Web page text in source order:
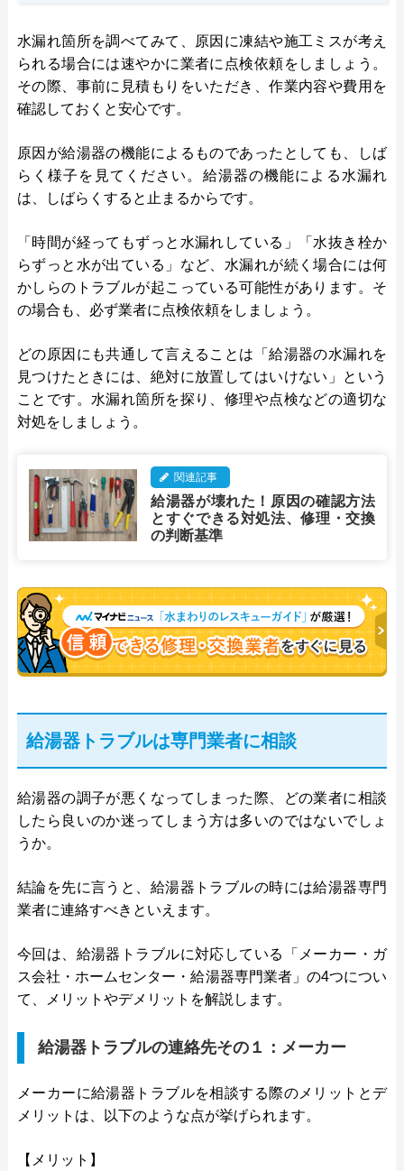
水漏れ箇所を調べてみて、原因に凍結や施工ミスが考え
られる場合には速やかに業者に点検依頼をしましょう。
その際、事前に見積もりをいただき、作業内容や費用を
確認しておくと安心です。
原因が給湯器の機能によるものであったとしても、しば
らく様子を見てください。給湯器の機能による水漏れ
は、しばらくすると止まるからです。
「時間が経ってもずっと水漏れしている」「水抜き栓か
らずっと水が出ている」など、水漏れが続く場合には何
かしらのトラブルが起こっている可能性があります。そ
の場合も、必ず業者に点検依頼をしましょう。
どの原因にも共通して言えることは「給湯器の水漏れを
見つけたときには、絶対に放置してはいけない」という
ことです。水漏れ箇所を探り、修理や点検などの適切な
対処をしましょう。
関連記事
給湯器が壊れた！原因の確認方法
とすぐできる対処法、修理・交換
の判断基準
給湯器トラブルは専門業者に相談
給湯器の調子が悪くなってしまった際、どの業者に相談
したら良いのか迷ってしまう方は多いのではないでしょ
うか。
結論を先に言うと、給湯器トラブルの時には給湯器専門
業者に連絡すべきといえます。
今回は、給湯器トラブルに対応している「メーカー・ガ
ス会社・ホームセンター・給湯器専門業者」の4つについ
て、メリットやデメリットを解説します。
給湯器トラブルの連絡先その１：メーカー
メーカーに給湯器トラブルを相談する際のメリットとデ
メリットは、以下のような点が挙げられます。
【メリット】